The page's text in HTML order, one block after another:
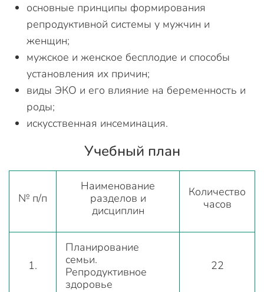
основные принципы формирования
репродуктивной системы у мужчин и
женщин;
мужское и женское бесплодие и способы
установления их причин;
виды ЭКО и его влияние на беременность и
роды;
искусственная инсеминация.
Учебный план
№ п/п
Наименование
разделов и
дисциплин
Количество
часов
1.
Планирование
семьи.
Репродуктивное
здоровье
22